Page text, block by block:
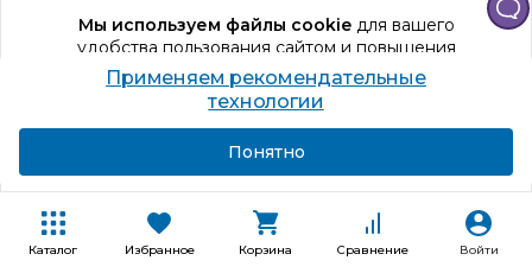
Каталог Избранное Корзина Сравнение Войти
Мы используем файлы cookieдля вашего
удобства пользования сайтом и повышения
качества рекомендаций.
Продолжая использование сайта, вы даете
согласие на обработку персональных данных
Применяем рекомендательные
технологии
Понятно